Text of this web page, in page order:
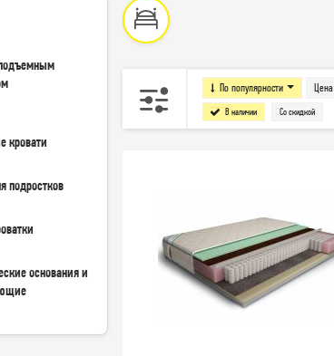
кровати
подростков
основания и
По популярности Цена
В наличии Со скидкой